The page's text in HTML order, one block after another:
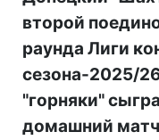
второй
раунда Лиги
сезона-2025/
"горняки"
домашний